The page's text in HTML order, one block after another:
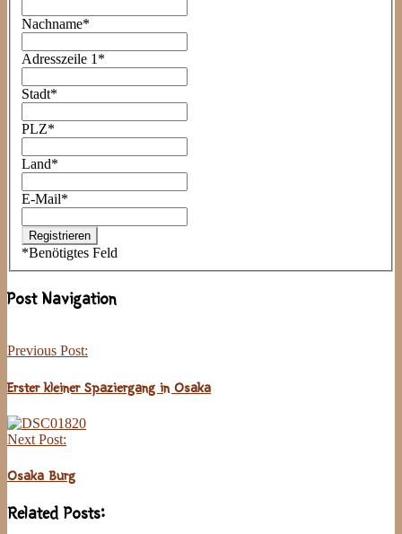
Nachname*
Adresszeile 1 *
Stadt*
PLZ*
Land*
E-Mail*
*Benötigtes Feld
Post Navigation
Previous Post:
Erster kleiner Spaziergang in Osaka
Next Post:
Osaka Burg
Related Posts: